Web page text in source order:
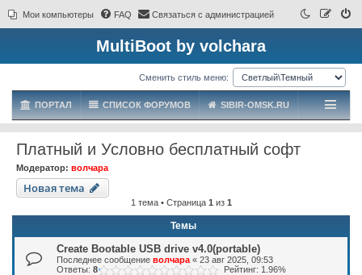
Мои компьютеры FAQ Связаться с администрацией
MultiBoot by volchara
Сменить стиль меню:
ПОРТАЛ СПИСОК ФОРУМОВ SIBIR-OMSK.RU
Платный и Условно бесплатный софт
Модератор: волчара
Новая тема
1 тема • Страница 1 из 1
Темы
Create Bootable USB drive v4.0(portable)
Последнее сообщение волчара « 23 авг 2025, 09:53
Ответы: 8 Рейтинг: 1.96%